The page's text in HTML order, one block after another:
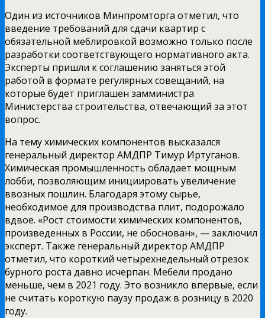
Один из источников Минпромторга отметил, что
введение требований для сдачи квартир с
обязательной меблировкой возможно только после
разработки соответствующего нормативного акта.
Эксперты пришли к соглашению заняться этой
работой в формате регулярных совещаний, на
которые будет приглашен замминистра
Министерства строительства, отвечающий за этот
вопрос.
На тему химических компонентов высказался
генеральный директор АМДПР Тимур Иртуганов.
Химическая промышленность обладает мощным
лобби, позволяющим инициировать увеличение
ввозных пошлин. Благодаря этому сырье,
необходимое для производства плит, подорожало
вдвое. «Рост стоимости химических компонентов,
произведенных в России, не обоснован», — заключил
эксперт. Также генеральный директор АМДПР
отметил, что короткий четырехнедельный отрезок
бурного роста давно исчерпан. Мебели продано
меньше, чем в 2021 году. Это возникло впервые, если
не считать короткую паузу продаж в розницу в 2020
году.